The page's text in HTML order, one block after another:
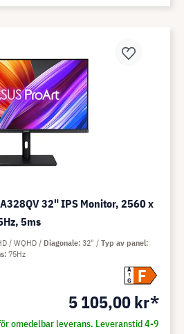
32" IPS Monitor, 2560 x
5ms
A
G
F
5 105,00 kr*
omedelbar leverans. Leveranstid 4-9
/ WQHD Diagonale 32"
Typ av panel
75Hz